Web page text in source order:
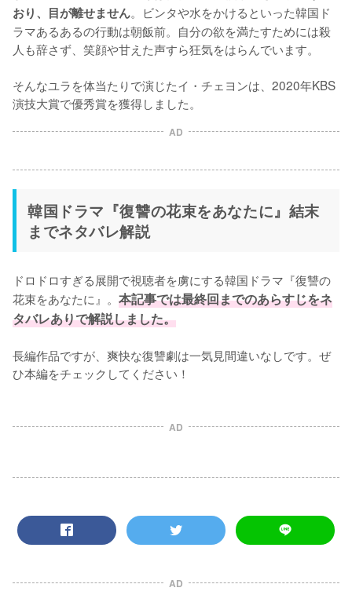
おり、目が離せません。ビンタや水をかけるといった韓国ド
ラマあるあるの行動は朝飯前。自分の欲を満たすためには殺
人も辞さず、笑顔や甘えた声すら狂気をはらんでいます。
そんなユラを体当たりで演じたイ・チェヨンは、2020年KBS
演技大賞で優秀賞を獲得しました。
AD
韓国ドラマ『復讐の花束をあなたに』結末
までネタバレ解説
ドロドロすぎる展開で視聴者を虜にする韓国ドラマ『復讐の
花束をあなたに』。 本記事では最終回までのあらすじをネ
タバレありで解説しました。
長編作品ですが、爽快な復讐劇は一気見間違いなしです。ぜ
ひ本編をチェックしてください！
AD
AD